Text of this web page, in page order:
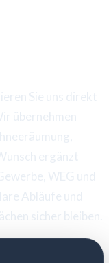
sicher bleiben.